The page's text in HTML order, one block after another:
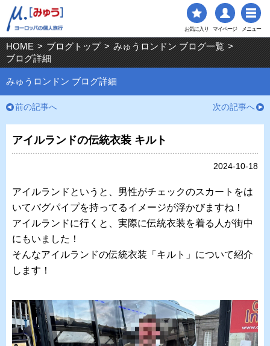
お気に入り マイページ メニュー
HOME > ブログトップ > みゅうロンドン ブログ一覧 >
ブログ詳細
みゅうロンドン ブログ詳細
前の記事へ 次の記事へ
アイルランドの伝統衣装 キルト
2024-10-18
アイルランドというと、男性がチェックのスカートをは
いてバグパイプを持ってるイメージが浮かびますね！
アイルランドに行くと、実際に伝統衣装を着る人が街中
にもいました！
そんなアイルランドの伝統衣装「キルト」について紹介
します！